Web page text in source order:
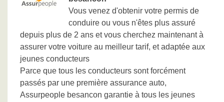
Vous venez d'obtenir votre permis de
conduire ou vous n'êtes plus assuré
depuis plus de 2 ans et vous cherchez maintenant à
assurer votre voiture au meilleur tarif, et adaptée aux
jeunes conducteurs
Parce que tous les conducteurs sont forcément
passés par une première assurance auto,
Assurpeople besancon garantie à tous les jeunes